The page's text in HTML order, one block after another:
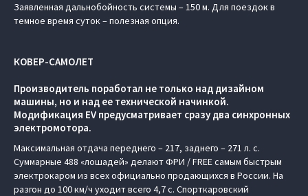
Заявленная дальнобойность системы – 150 м. Для поездок в
темное время суток – полезная опция.
КОВЕР-САМОЛЕТ
Производитель поработал не только над дизайном
машины, но и над ее технической начинкой.
Модификация EV предусматривает сразу два синхронных
электромотора.
Максимальная отдача переднего – 217, заднего – 271 л. с.
Суммарные 488 «лошадей» делают ФРИ / FREE самым быстрым
электрокаром из всех официально продающихся в России. На
разгон до 100 км/ч уходит всего 4,7 с. Спорткаровский